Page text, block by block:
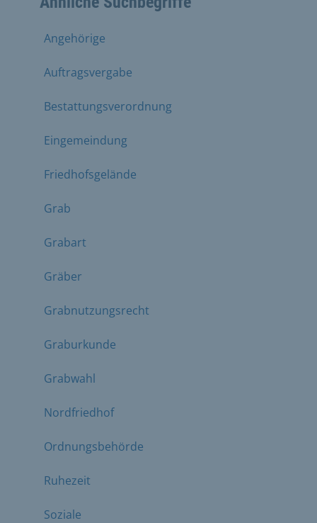
Angehörige
Auftragsvergabe
Bestattungsverordnung
Eingemeindung
Friedhofsgelände
Grab
Grabart
Gräber
Grabnutzungsrecht
Graburkunde
Grabwahl
Nordfriedhof
Ordnungsbehörde
Ruhezeit
Soziale